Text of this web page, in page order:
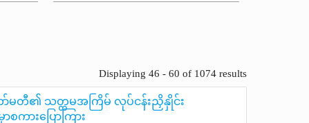
Displaying 46 - 60 of 1074 results
ာ်မတီ၏ သတ္တမအကြိမ် လုပ်ငန်းညှိနှိုင်း
ကားပြောကြား